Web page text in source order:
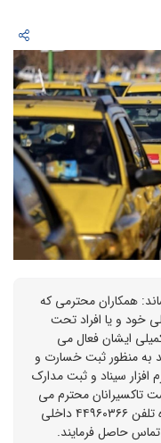
همکاران محترمی که
خود و یا افراد تحت
ایشان فعال می
به منظور ثبت خسارت و
سیناد و ثبت مدارک
تاکسیرانان محترم می
توانند درصورت وجود هرگونه ابهام با شماره تلفن ۴۴۹۶۰۳۶۶ داخلی